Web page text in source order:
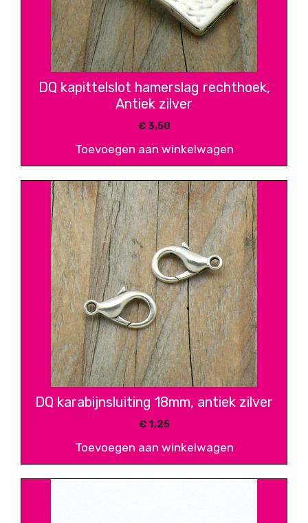
DQ kapittelslot hamerslag rechthoek,
Antiek zilver
€3,50
Toevoegen aan winkelwagen
DQ karabijnsluiting 18mm, antiek zilver
€1,25
Toevoegen aan winkelwagen